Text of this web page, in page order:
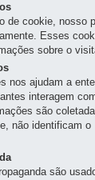
INSTITUCIONAL
de cookie, nosso
Esses
sobre o
nos ajudam a
interagem
são
não identificam o
são